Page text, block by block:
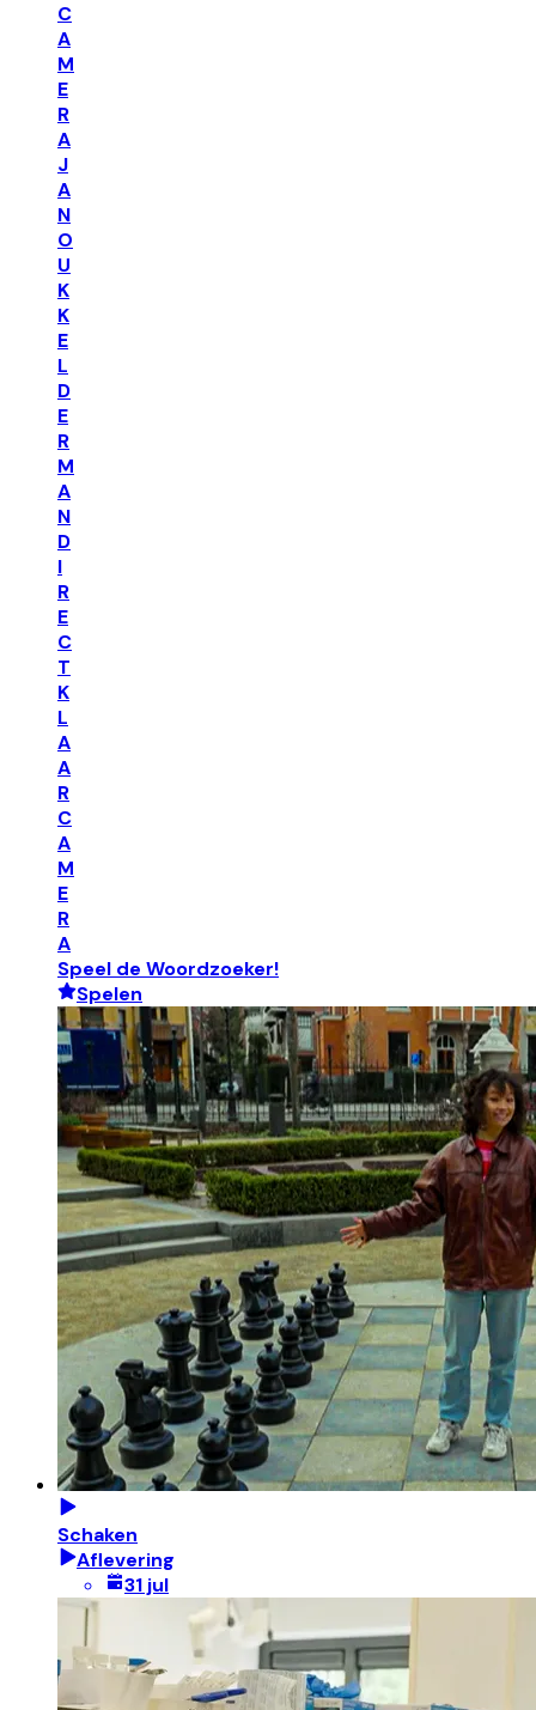
C
A
M
E
R
A
J
A
N
O
U
K
K
E
L
D
E
R
M
A
N
D
I
R
E
C
T
K
L
A
A
R
C
A
M
E
R
A
Speel de Woordzoeker!
Spelen
Schaken
Aflevering
31 jul